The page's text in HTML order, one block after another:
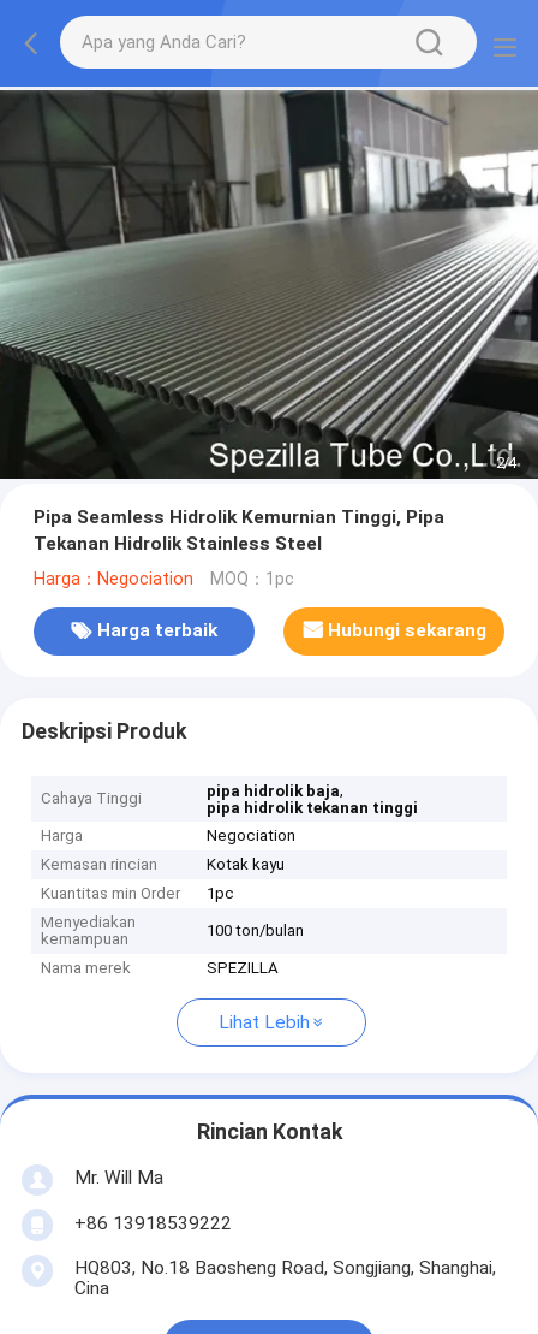
2/4
Pipa Seamless Hidrolik Kemurnian Tinggi, Pipa
Tekanan Hidrolik Stainless Steel
Harga：Negociation MOQ：1pc
Harga terbaik Hubungi sekarang
Deskripsi Produk
Cahaya Tinggi pipa hidrolik baja,
pipa hidrolik tekanan tinggi
Harga
Negociation
Kemasan rincian
Kotak kayu
Kuantitas min Order
1pc
Menyediakan
kemampuan
100 ton/bulan
Nama merek SPEZILLA
Lihat Lebih
Rincian Kontak
Mr. Will Ma
+86 13918539222
HQ803, No.18 Baosheng Road, Songjiang, Shanghai,
Cina